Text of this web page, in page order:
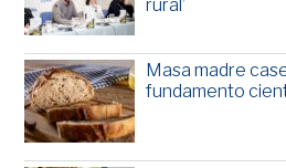
rural’
Masa madre
fundamento